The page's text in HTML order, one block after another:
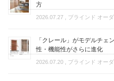
方
2026.07.27 , ブラインド オー
「クレール」がモデルチェ
性・機能性がさらに進化
2026.07.20 , ブラインド オー